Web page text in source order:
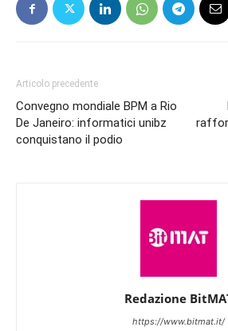
Articolo precedente
Convegno mondiale BPM a Rio
De Janeiro: informatici unibz
conquistano il podio
Redazione
https://www.bitmat.it/